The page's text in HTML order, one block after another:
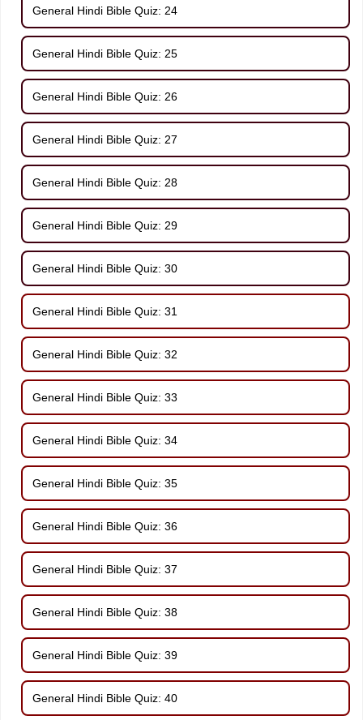
General Hindi Bible Quiz: 24
General Hindi Bible Quiz: 25
General Hindi Bible Quiz: 26
General Hindi Bible Quiz: 27
General Hindi Bible Quiz: 28
General Hindi Bible Quiz: 29
General Hindi Bible Quiz: 30
General Hindi Bible Quiz: 31
General Hindi Bible Quiz: 32
General Hindi Bible Quiz: 33
General Hindi Bible Quiz: 34
General Hindi Bible Quiz: 35
General Hindi Bible Quiz: 36
General Hindi Bible Quiz: 37
General Hindi Bible Quiz: 38
General Hindi Bible Quiz: 39
General Hindi Bible Quiz: 40